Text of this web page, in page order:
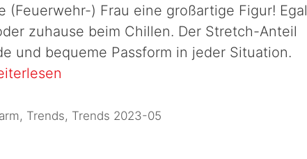
(Feuerwehr-) Frau eine großartige Figur! Egal
zuhause beim Chillen. Der Stretch-Anteil
und bequeme Passform in jeder Situation.
, Trends, Trends 2023-05